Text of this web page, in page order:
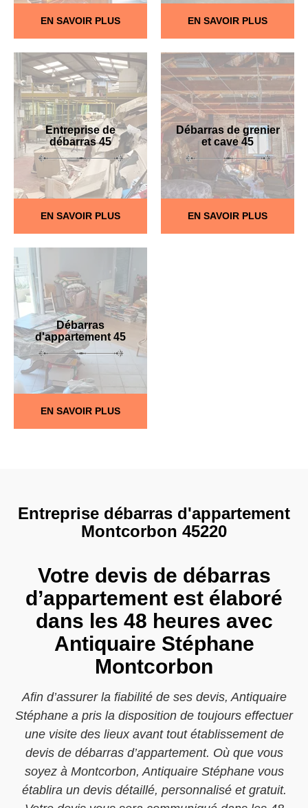
EN SAVOIR PLUS EN SAVOIR PLUS
Entreprise de
débarras 45
EN SAVOIR PLUS
Débarras de grenier
et cave 45
EN SAVOIR PLUS
Débarras
d'appartement 45
EN SAVOIR PLUS
Entreprise débarras d'appartement
Montcorbon 45220
Votre devis de débarras
d’appartement est élaboré
dans les 48 heures avec
Antiquaire Stéphane
Montcorbon
Afin d’assurer la fiabilité de ses devis, Antiquaire
Stéphane a pris la disposition de toujours effectuer
une visite des lieux avant tout établissement de
devis de débarras d’appartement. Où que vous
soyez à Montcorbon, Antiquaire Stéphane vous
établira un devis détaillé, personnalisé et gratuit.